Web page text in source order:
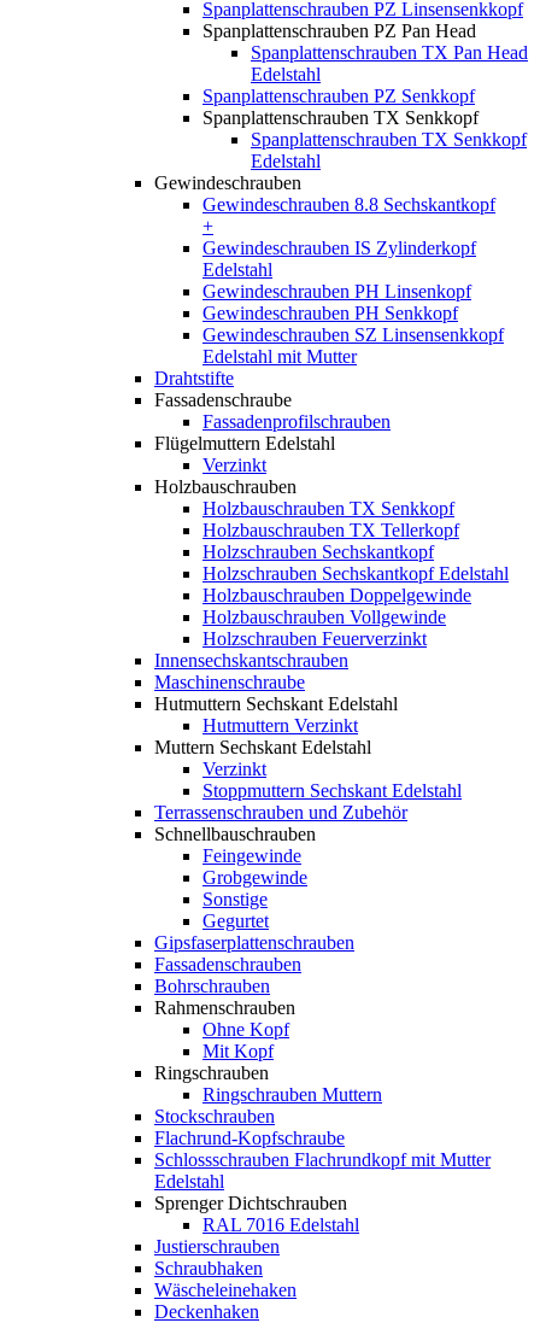
Spanplattenschrauben PZ Linsensenkkopf
Spanplattenschrauben PZ Pan Head
Spanplattenschrauben TX Pan Head
Edelstahl
Spanplattenschrauben PZ Senkkopf
Spanplattenschrauben TX Senkkopf
Spanplattenschrauben TX Senkkopf
Edelstahl
Gewindeschrauben
Gewindeschrauben 8.8 Sechskantkopf
+
Gewindeschrauben IS Zylinderkopf
Edelstahl
Gewindeschrauben PH Linsenkopf
Gewindeschrauben PH Senkkopf
Gewindeschrauben SZ Linsensenkkopf
Edelstahl mit Mutter
Drahtstifte
Fassadenschraube
Fassadenprofilschrauben
Flügelmuttern Edelstahl
Verzinkt
Holzbauschrauben
Holzbauschrauben TX Senkkopf
Holzbauschrauben TX Tellerkopf
Holzschrauben Sechskantkopf
Holzschrauben Sechskantkopf Edelstahl
Holzbauschrauben Doppelgewinde
Holzbauschrauben Vollgewinde
Holzschrauben Feuerverzinkt
Innensechskantschrauben
Maschinenschraube
Hutmuttern Sechskant Edelstahl
Hutmuttern Verzinkt
Muttern Sechskant Edelstahl
Verzinkt
Stoppmuttern Sechskant Edelstahl
Terrassenschrauben und Zubehör
Schnellbauschrauben
Feingewinde
Grobgewinde
Sonstige
Gegurtet
Gipsfaserplattenschrauben
Fassadenschrauben
Bohrschrauben
Rahmenschrauben
Ohne Kopf
Mit Kopf
Ringschrauben
Ringschrauben Muttern
Stockschrauben
Flachrund-Kopfschraube
Schlossschrauben Flachrundkopf mit Mutter
Edelstahl
Sprenger Dichtschrauben
RAL 7016 Edelstahl
Justierschrauben
Schraubhaken
Wäscheleinehaken
Deckenhaken